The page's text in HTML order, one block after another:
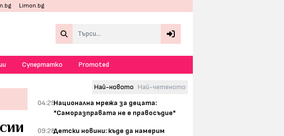
Limon.bg
Супертатко Promoted
Най-новото Най-четеното
04:29Национална мрежа за децата:
"Саморазправата не е правосъдие"
09:28Детски новини: къде да намерим